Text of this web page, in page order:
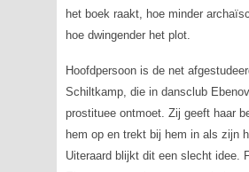
het boek raakt, hoe minder
hoe dwingender het plot.
Hoofdpersoon is de net
Schiltkamp, die in dansclub
prostituee ontmoet. Zij geeft haar
hem op en trekt bij hem in als zijn
Uiteraard blijkt dit een slecht idee.